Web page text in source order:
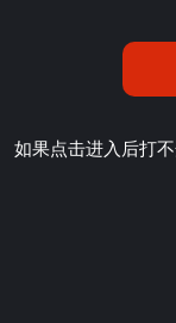
如果点击进入后打